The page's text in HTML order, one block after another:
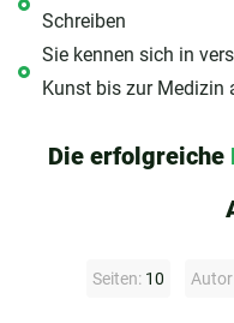
Schreiben
Sie kennen sich in
Kunst bis zur Medizin
Die erfolgreiche
Seiten: 10 Autor